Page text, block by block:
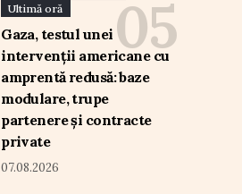
Ultimă oră
Gaza, testul unei
intervenții americane cu
amprentă redusă: baze
modulare, trupe
partenere și contracte
private
07.08.2026